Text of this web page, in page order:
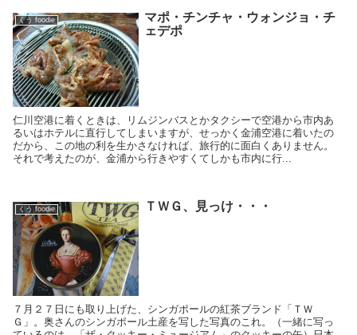
くう foodie
マポ・チンチャ・ウォンジョ・チ
ェデポ
仁川空港に着くときは、リムジンバスとかタクシーで空港から市内あ
るいはホテルに直行してしまいますが、せっかく金浦空港に着いたの
だから、この地の利を生かさなければ、旅行的に面白くありません。
それで考えたのが、金浦から行きやすくてしかも市内に行...
くう foodie ＴＷＧ、見っけ・・・
７月２７日にも取り上げた、シンガポールの紅茶ブランド「ＴＷ
Ｇ」。奥さんのシンガポール土産を写した写真のこれ。（一緒に写っ